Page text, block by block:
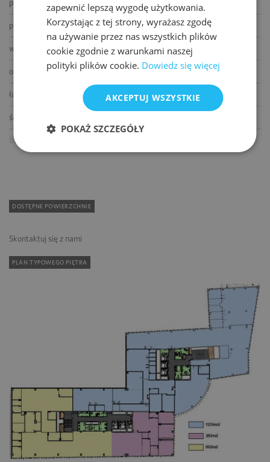
podnoszone podłogi
podwieszane sufity
wykładziny
otwierane okna
łącze światłowodowe
ścianki działowe
BMS
DOSTĘPNE POWIERZCHNIE
Skontaktuj się z nami
PLAN TYPOWEGO PIĘTRA
zapewnić lepszą wygodę użytkowania.
Korzystając z tej strony, wyrażasz zgodę
na używanie przez nas wszystkich plików
cookie zgodnie z warunkami naszej
polityki plików cookie. Dowiedz się więcej
AKCEPTUJ WSZYSTKIE
POKAŻ SZCZEGÓŁY